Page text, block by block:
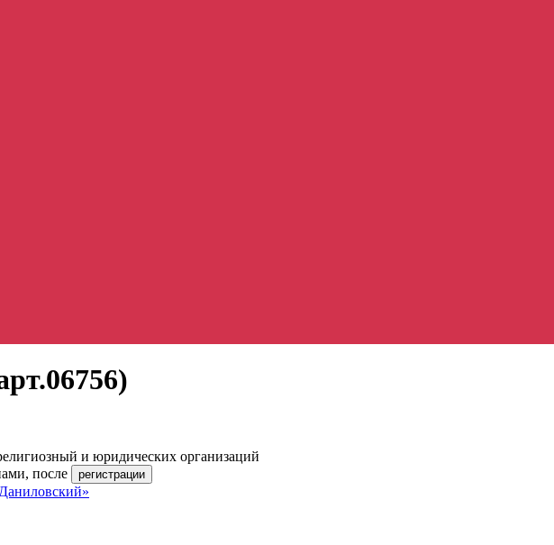
и юридических организаций
после